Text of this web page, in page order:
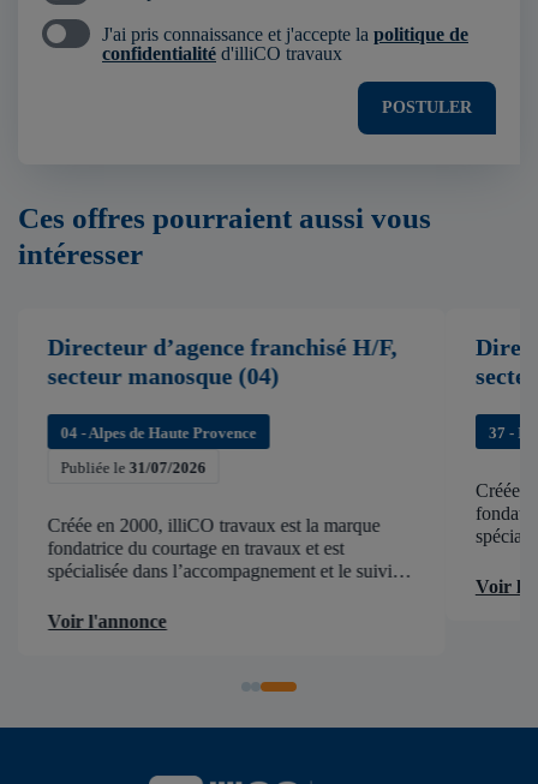
J'ai pris connaissance et j'accepte la politique de
confidentialité d'illiCO travaux
POSTULER
Ces offres pourraient aussi vous
intéresser
Directeur d’agence franchisé H/F,
secteur manosque (04)
04 - Alpes de Haute Provence
Publiée le31/07/2026
Créée en 2000, illiCO travaux est la marque
fondatrice du courtage en travaux et est
spécialisée dans l’accompagnement et le suivi
d’accélérer et de faciliter tous les projets […]
Voir l'annonce
37 -
Créée
Voir